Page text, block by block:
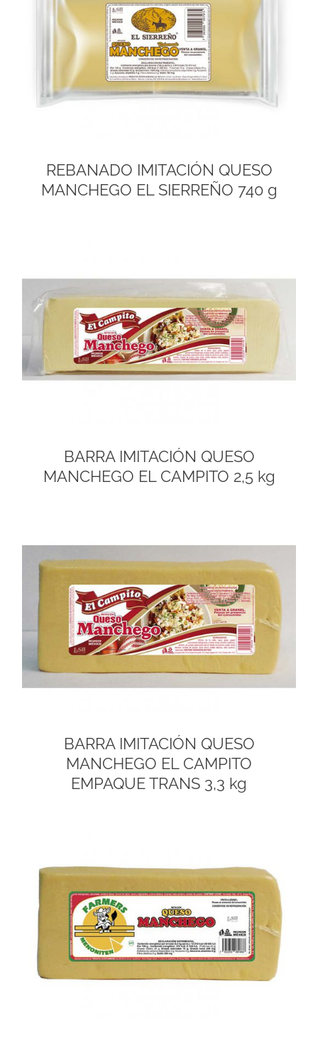
REBANADO IMITACIÓN QUESO
MANCHEGO EL SIERREÑO 740 g
BARRA IMITACIÓN QUESO
MANCHEGO EL CAMPITO 2,5 kg
BARRA IMITACIÓN QUESO
MANCHEGO EL CAMPITO
EMPAQUE TRANS 3,3 kg